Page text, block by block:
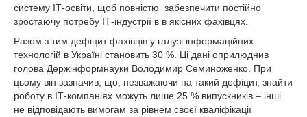
систему ІТ-освіти, щоб повністю забезпечити постійно
зростаючу потребу ІТ-індустрії в в якісних фахівцях.
Разом з тим дефіцит фахівців у галузі інформаційних
технологій в Україні становить 30 %. Ці дані оприлюднив
голова Держінформнауки Володимир Семиноженко. При
цьому він зазначив, що, незважаючи на такий дефіцит, знайти
роботу в ІТ-компаніях можуть лише 25 % випускників – інші
не відповідають вимогам за рівнем своєї кваліфікації